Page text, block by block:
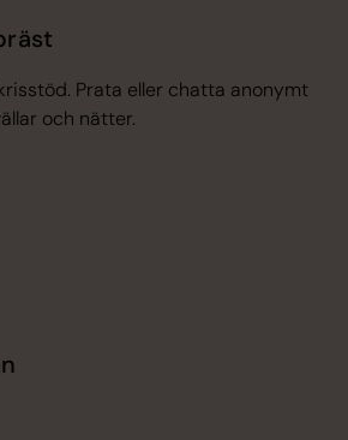
Prata eller chatta anonymt
och nätter.